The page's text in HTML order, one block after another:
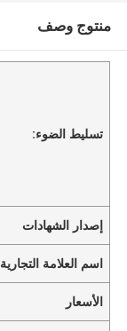
منتوج وصف
تسليط الضوء:
إصدار الشهادات
اسم العلامة التجارية
الأسعار